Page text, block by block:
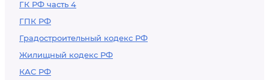
ГК РФ часть 4
ГПК РФ
Градостроительный кодекс РФ
Жилищный кодекс РФ
КАС РФ